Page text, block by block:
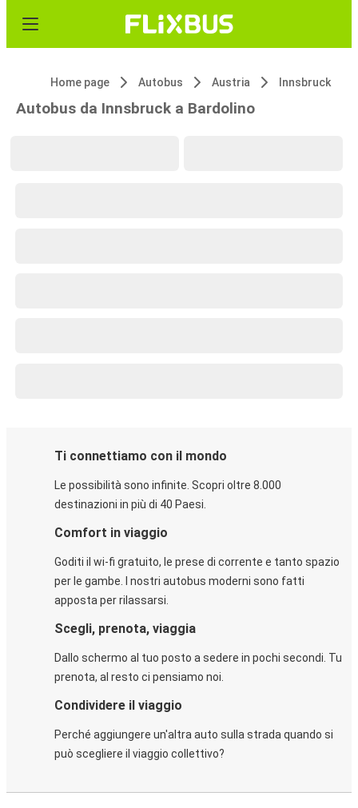
Home page Autobus Austria Innsbruck
Autobus da Innsbruck a Bardolino
Ti connettiamo con il mondo
Le possibilità sono infinite. Scopri oltre 8.000
destinazioni in più di 40 Paesi.
Comfort in viaggio
Goditi il wi-fi gratuito, le prese di corrente e tanto spazio
per le gambe. I nostri autobus moderni sono fatti
apposta per rilassarsi.
Scegli, prenota, viaggia
Dallo schermo al tuo posto a sedere in pochi secondi. Tu
prenota, al resto ci pensiamo noi.
Condividere il viaggio
Perché aggiungere un'altra auto sulla strada quando si
può scegliere il viaggio collettivo?